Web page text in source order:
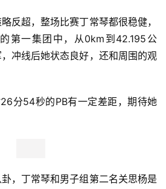
反超，整场比赛丁常琴都很稳健，
第一集团中，从0km到42.195公
冲线后她状态良好，还和周围的观
分54秒的PB有一定差距，期待她
，丁常琴和男子组第二名关思杨是